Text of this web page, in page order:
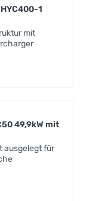
1
mit
49,9kW mit
ausgelegt für